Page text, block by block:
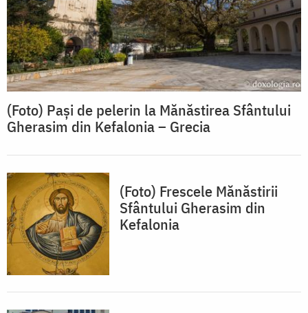
(Foto) Pași de pelerin la Mănăstirea Sfântului
Gherasim din Kefalonia – Grecia
(Foto) Frescele Mănăstirii
Sfântului Gherasim din
Kefalonia